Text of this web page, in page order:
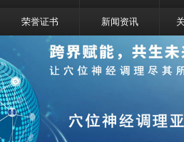
荣誉证书 新闻资讯